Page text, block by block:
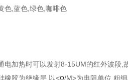
色,蓝色,绿色,咖啡色
电加热时可以发射8-15UM的红外波段
橡胶为绝缘层,以<Ω/M>为电阻单位,粗